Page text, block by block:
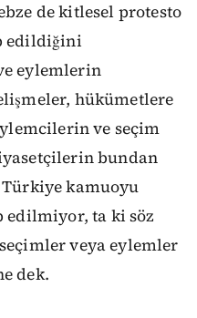
de kitlesel protesto
edildiğini
eylemlerin
hükümetlere
ve seçim
bundan
kamuoyu
edilmiyor, ta ki söz
veya eylemler
dek.